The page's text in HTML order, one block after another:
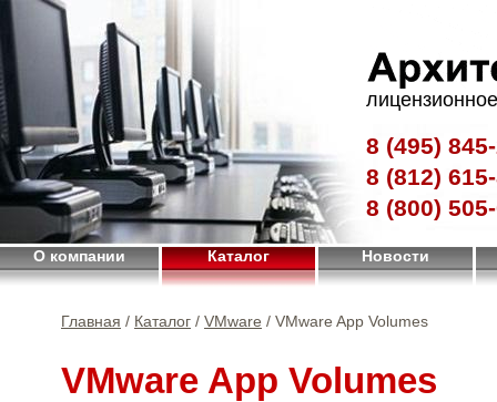
8 (495)
8 (812)
8 (800)
О компании Каталог Новости
Главная / Каталог / VMware / VMware App Volumes
VMware App Volumes